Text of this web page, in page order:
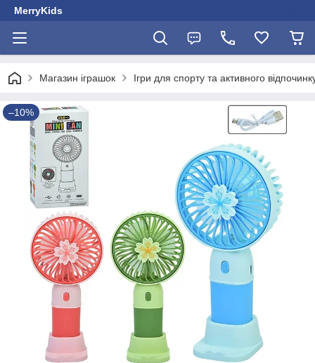
MerryKids
Магазин іграшок Ігри для спорту та активного
–10%